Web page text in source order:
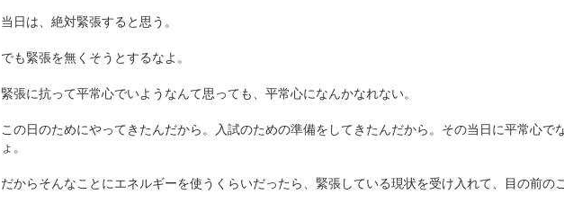
当日は、絶対緊張すると思う。
でも緊張を無くそうとするなよ。
緊張に抗って平常心でいようなんて思っても、平常心になんかなれない。
この日のためにやってきたんだから。入試のための準備をしてきたんだから。その当日に平常心で
ょ。
だからそんなことにエネルギーを使うくらいだったら、緊張している現状を受け入れて、目の前の